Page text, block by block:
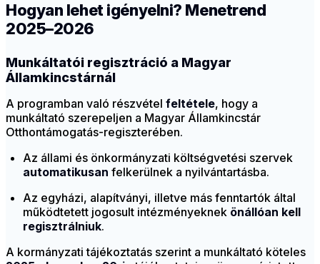
Hogyan lehet igényelni? Menetrend
2025–2026
Munkáltatói regisztráció a Magyar
Államkincstárnál
A programban való részvétel feltétele, hogy a
munkáltató szerepeljen a Magyar Államkincstár
Otthontámogatás-regiszterében.
Az állami és önkormányzati költségvetési szervek
automatikusan felkerülnek a nyilvántartásba.
Az egyházi, alapítványi, illetve más fenntartók által
működtetett jogosult intézményeknek önállóan kell
regisztrálniuk.
A kormányzati tájékoztatás szerint a munkáltató köteles